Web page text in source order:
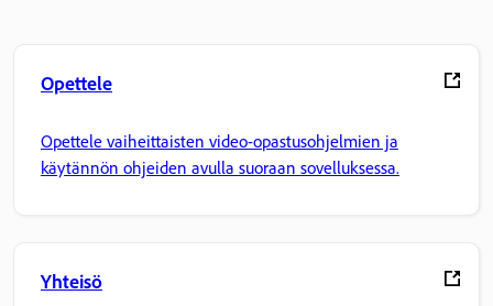
Opettele
Opettele vaiheittaisten video-opastusohjelmien ja
käytännön ohjeiden avulla suoraan sovelluksessa.
Yhteisö